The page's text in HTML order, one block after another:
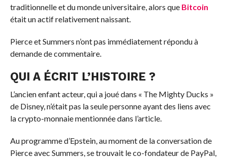
traditionnelle et du monde universitaire, alors que Bitcoin
était un actif relativement naissant.
Pierce et Summers n’ont pas immédiatement répondu à
demande de commentaire.
QUI A ÉCRIT L’HISTOIRE ?
L’ancien enfant acteur, qui a joué dans « The Mighty Ducks »
de Disney, n’était pas la seule personne ayant des liens avec
la crypto-monnaie mentionnée dans l’article.
Au programme d’Epstein, au moment de la conversation de
Pierce avec Summers, se trouvait le co-fondateur de PayPal,